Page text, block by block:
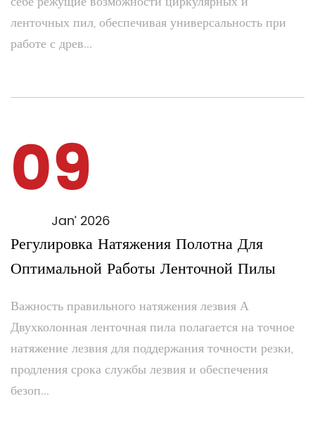
ленточных пил, обеспечивая универсальность при
работе с древ...
09
Jan’ 2026
Регулировка Натяжения Полотна Для
Оптимальной Работы Ленточной Пилы
Важность правильного натяжения лезвия А
Двухколонная ленточная пила полагается на точное
натяжение лезвия для поддержания точности резки,
продления срока службы лезвия и обеспечения
безоп...